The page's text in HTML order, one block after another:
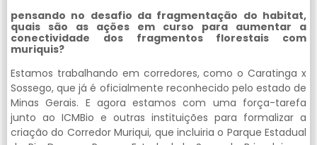
pensando no desafio da fragmentação do habitat,
quais são as ações em curso para aumentar a
conectividade dos fragmentos florestais com
muriquis?
Estamos trabalhando em corredores, como o Caratinga x
Sossego, que já é oficialmente reconhecido pelo estado de
Minas Gerais. E agora estamos com uma força-tarefa
junto ao ICMBio e outras instituições para formalizar a
criação do Corredor Muriqui, que incluiria o Parque Estadual